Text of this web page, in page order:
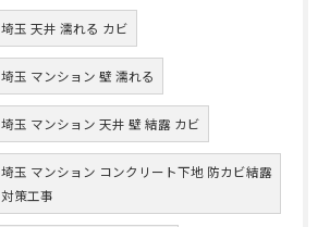
埼玉 天井 濡れる カビ
埼玉 マンション 壁 濡れる
埼玉 マンション 天井 壁 結露 カビ
埼玉 マンション コンクリート下地 防カビ結露
対策工事